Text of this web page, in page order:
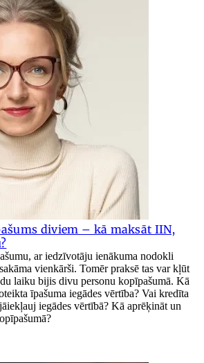
diviem – kā maksāt IIN,
ar iedzīvotāju ienākuma nodokli
vienkārši. Tomēr praksē tas var kļūt
laiku bijis divu personu kopīpašumā. Kā
īpašuma iegādes vērtība? Vai kredīta
iegādes vērtībā? Kā aprēķināt un